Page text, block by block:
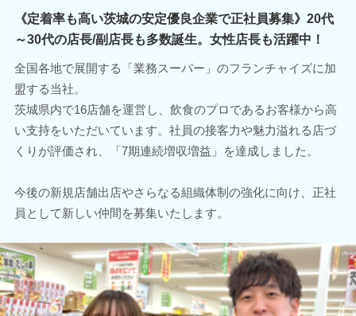
《定着率も高い茨城の安定優良企業で正社員募集》20代
～30代の店長/副店長も多数誕生。女性店長も活躍中！
全国各地で展開する「業務スーパー」のフランチャイズに加
盟する当社。
茨城県内で16店舗を運営し、飲食のプロであるお客様から高
い支持をいただいています。社員の接客力や魅力溢れる店づ
くりが評価され、「7期連続増収増益」を達成しました。
今後の新規店舗出店やさらなる組織体制の強化に向け、正社
員として新しい仲間を募集いたします。